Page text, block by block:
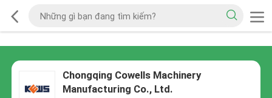
Chongqing Cowells Machinery
Manufacturing Co., Ltd.